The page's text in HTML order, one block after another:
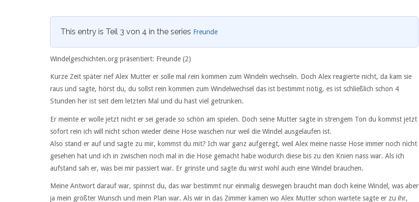
This entry is Teil 3 von 4 in the series Freunde
Windelgeschichten.org präsentiert: Freunde (2)
Kurze Zeit später rief Alex Mutter er solle mal rein kommen zum Windeln wechseln. Doch Alex reagierte nicht, da kam sie
raus und sagte, hörst du, du sollst rein kommen zum Windelwechsel das ist bestimmt nötig, es ist schließlich schon 4
Stunden her ist seit dem letzten Mal und du hast viel getrunken.
Er meinte er wolle jetzt nicht er sei gerade so schön am spielen. Doch seine Mutter sagte in strengem Ton du kommst jetzt
sofort rein ich will nicht schon wieder deine Hose waschen nur weil die Windel ausgelaufen ist.
Also stand er auf und sagte zu mir, kommst du mit? Ich war ganz aufgeregt, weil Alex meine nasse Hose immer noch nicht
gesehen hat und ich in zwischen noch mal in die Hose gemacht habe wodurch diese bis zu den Knien nass war. Als ich
aufstand sah er, was bei mir passiert war. Er grinste und sagte du wirst wohl auch eine Windel brauchen.
Meine Antwort darauf war, spinnst du, das war bestimmt nur einmalig deswegen braucht man doch keine Windel, was aber
ja mein größter Wunsch und mein Plan war. Als wir in das Zimmer kamen wo Alex Mutter schon wartete sagte er zu ihr,